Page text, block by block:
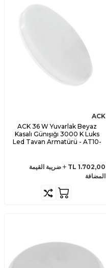
ACK
ACK 36 W Yuvarlak Beyaz
Kasalı Günışığı 3000 K Luks
Led Tavan Armatürü - AT10-
1.702,00
ضريبة القيمة
المضافة